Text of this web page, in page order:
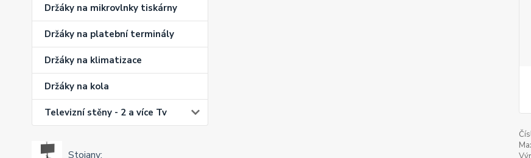
Držáky na mikrovlnky tiskárny
Držáky na platební terminály
Držáky na klimatizace
Držáky na kola
Televizní stěny - 2 a více Tv
Stojany: